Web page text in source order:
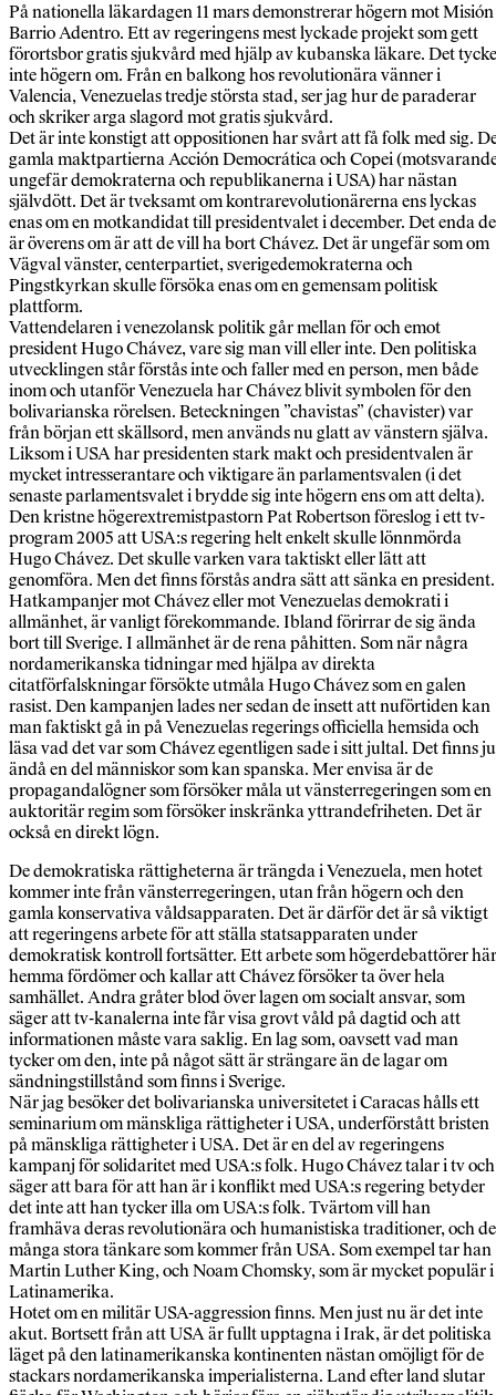
På nationella läkardagen 11 mars demonstrerar högern mot Misión
Barrio Adentro. Ett av regeringens mest lyckade projekt som gett
förortsbor gratis sjukvård med hjälp av kubanska läkare. Det
inte högern om. Från en balkong hos revolutionära vänner i
Valencia, Venezuelas tredje största stad, ser jag hur de paraderar
och skriker arga slagord mot gratis sjukvård.
Det är inte konstigt att oppositionen har svårt att få folk med sig.
gamla maktpartierna Acción Democrática och Copei
ungefär demokraterna och republikanerna i USA) har nästan
självdött. Det är tveksamt om kontrarevolutionärerna ens lyckas
enas om en motkandidat till presidentvalet i december. Det enda de
är överens om är att de vill ha bort Chávez. Det är ungefär som om
Vägval vänster, centerpartiet, sverigedemokraterna och
Pingstkyrkan skulle försöka enas om en gemensam politisk
plattform.
Vattendelaren i venezolansk politik går mellan för och emot
president Hugo Chávez, vare sig man vill eller inte. Den politiska
utvecklingen står förstås inte och faller med en person, men både
inom och utanför Venezuela har Chávez blivit symbolen för den
bolivarianska rörelsen. Beteckningen ”chavistas” (chavister) var
från början ett skällsord, men används nu glatt av vänstern själva.
Liksom i USA har presidenten stark makt och presidentvalen är
mycket intresserantare och viktigare än parlamentsvalen (i det
senaste parlamentsvalet i brydde sig inte högern ens om att delta).
Den kristne högerextremistpastorn Pat Robertson föreslog i ett tv-
program 2005 att USA:s regering helt enkelt skulle lönnmörda
Hugo Chávez. Det skulle varken vara taktiskt eller lätt att
genomföra. Men det finns förstås andra sätt att sänka en president.
Hatkampanjer mot Chávez eller mot Venezuelas demokrati i
allmänhet, är vanligt förekommande. Ibland förirrar de sig ända
bort till Sverige. I allmänhet är de rena påhitten. Som när några
nordamerikanska tidningar med hjälpa av direkta
citatförfalskningar försökte utmåla Hugo Chávez som en galen
rasist. Den kampanjen lades ner sedan de insett att nuförtiden kan
man faktiskt gå in på Venezuelas regerings officiella hemsida och
läsa vad det var som Chávez egentligen sade i sitt jultal. Det finns ju
ändå en del människor som kan spanska. Mer envisa är de
propagandalögner som försöker måla ut vänsterregeringen som en
auktoritär regim som försöker inskränka yttrandefriheten. Det är
också en direkt lögn.
De demokratiska rättigheterna är trängda i Venezuela, men hotet
kommer inte från vänsterregeringen, utan från högern och den
gamla konservativa våldsapparaten. Det är därför det är så viktigt
att regeringens arbete för att ställa statsapparaten under
demokratisk kontroll fortsätter. Ett arbete som högerdebattörer här
hemma fördömer och kallar att Chávez försöker ta över hela
samhället. Andra gråter blod över lagen om socialt ansvar, som
säger att tv-kanalerna inte får visa grovt våld på dagtid och att
informationen måste vara saklig. En lag som, oavsett vad man
tycker om den, inte på något sätt är strängare än de lagar om
sändningstillstånd som finns i Sverige.
När jag besöker det bolivarianska universitetet i Caracas hålls ett
seminarium om mänskliga rättigheter i USA, underförstått bristen
på mänskliga rättigheter i USA. Det är en del av regeringens
kampanj för solidaritet med USA:s folk. Hugo Chávez talar i tv och
säger att bara för att han är i konflikt med USA:s regering betyder
det inte att han tycker illa om USA:s folk. Tvärtom vill han
framhäva deras revolutionära och humanistiska traditioner, och de
många stora tänkare som kommer från USA. Som exempel tar han
Martin Luther King, och Noam Chomsky, som är mycket populär i
Latinamerika.
Hotet om en militär USA-aggression finns. Men just nu är det inte
akut. Bortsett från att USA är fullt upptagna i Irak, är det politiska
läget på den latinamerikanska kontinenten nästan omöjligt för de
stackars nordamerikanska imperialisterna. Land efter land slutar